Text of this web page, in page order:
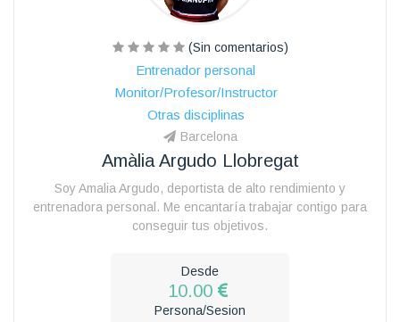
(Sin comentarios)
Entrenador personal
Monitor/Profesor/Instructor
Otras disciplinas
Barcelona
Amàlia Argudo Llobregat
Soy Amalia Argudo, deportista de alto rendimiento y
entrenadora personal. Me encantaría trabajar contigo para
conseguir tus objetivos.
Desde
10.00
Persona/Sesion